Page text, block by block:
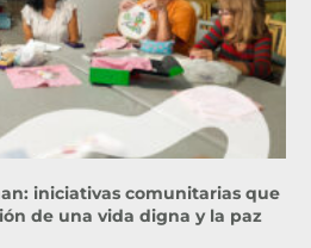
iniciativas comunitarias que
de una vida digna y la paz